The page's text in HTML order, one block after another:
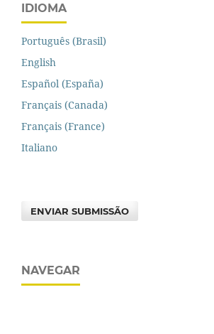
IDIOMA
Português (Brasil)
English
Español (España)
Français (Canada)
Français (France)
Italiano
ENVIAR SUBMISSÃO
NAVEGAR